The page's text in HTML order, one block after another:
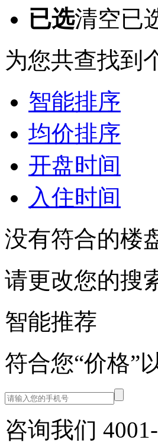
已选清空已
为您共查找到
智能排序
均价排序
开盘时间
入住时间
没有符合的楼
请更改您的搜
智能推荐
符合您“价格”
咨询我们